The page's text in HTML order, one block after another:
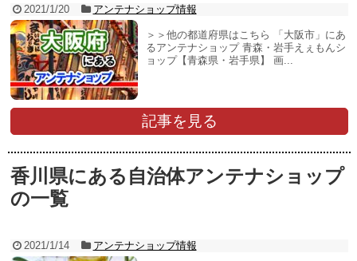
2021/1/20 アンテナショップ情報
＞＞他の都道府県はこちら 「大阪市」にあ
るアンテナショップ 青森・岩手えぇもんシ
ョップ【青森県・岩手県】 画...
記事を見る
香川県にある自治体アンテナショップ
の一覧
2021/1/14 アンテナショップ情報